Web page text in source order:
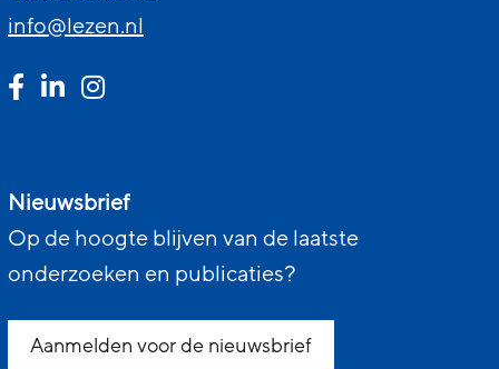
info@lezen.nl
Nieuwsbrief
Op de hoogte blijven van de laatste
onderzoeken en publicaties?
Aanmelden voor de nieuwsbrief